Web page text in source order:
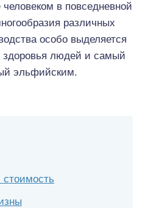
в повседневной
различных
особо выделяется
здоровья людей и самый
эльфийским.